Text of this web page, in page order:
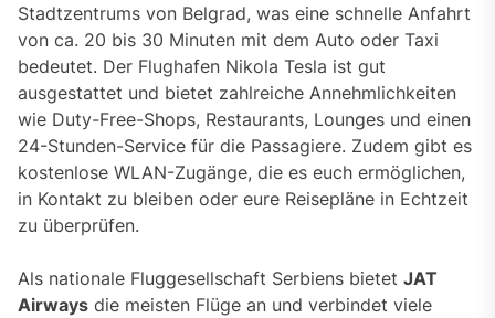
Stadtzentrums von Belgrad, was eine schnelle Anfahrt
von ca. 20 bis 30 Minuten mit dem Auto oder Taxi
bedeutet. Der Flughafen Nikola Tesla ist gut
ausgestattet und bietet zahlreiche Annehmlichkeiten
wie Duty-Free-Shops, Restaurants, Lounges und einen
24-Stunden-Service für die Passagiere. Zudem gibt es
kostenlose WLAN-Zugänge, die es euch ermöglichen,
in Kontakt zu bleiben oder eure Reisepläne in Echtzeit
zu überprüfen.
Als nationale Fluggesellschaft Serbiens bietet JAT
Airways die meisten Flüge an und verbindet viele